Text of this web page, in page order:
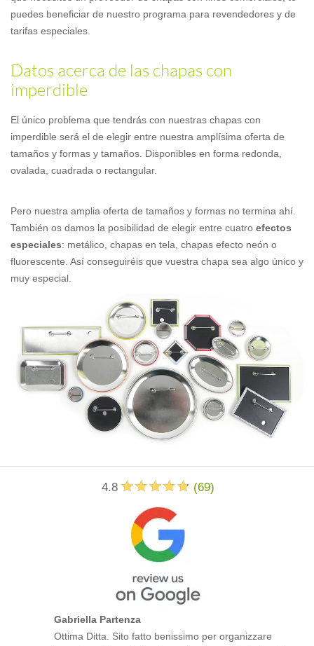
puedes beneficiar de nuestro programa para revendedores y de
tarifas especiales.
Datos acerca de las chapas con
imperdible
El único problema que tendrás con nuestras chapas con
imperdible será el de elegir entre nuestra amplísima oferta de
tamaños y formas y tamaños. Disponibles en forma redonda,
ovalada, cuadrada o rectangular.
Pero nuestra amplia oferta de tamaños y formas no termina ahí.
También os damos la posibilidad de elegir entre cuatro efectos
especiales: metálico, chapas en tela, chapas efecto neón o
fluorescente. Así conseguiréis que vuestra chapa sea algo único y
muy especial.
4.8 (69)
Gabriella Partenza
Ottima Ditta. Sito fatto benissimo per organizzare